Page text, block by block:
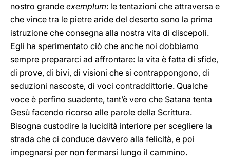
nostro grande exemplum: le tentazioni che attraversa e
che vince tra le pietre aride del deserto sono la prima
istruzione che consegna alla nostra vita di discepoli.
Egli ha sperimentato ciò che anche noi dobbiamo
sempre prepararci ad affrontare: la vita è fatta di sfide,
di prove, di bivi, di visioni che si contrappongono, di
seduzioni nascoste, di voci contraddittorie. Qualche
voce è perfino suadente, tant’è vero che Satana tenta
Gesù facendo ricorso alle parole della Scrittura.
Bisogna custodire la lucidità interiore per scegliere la
strada che ci conduce davvero alla felicità, e poi
impegnarsi per non fermarsi lungo il cammino.